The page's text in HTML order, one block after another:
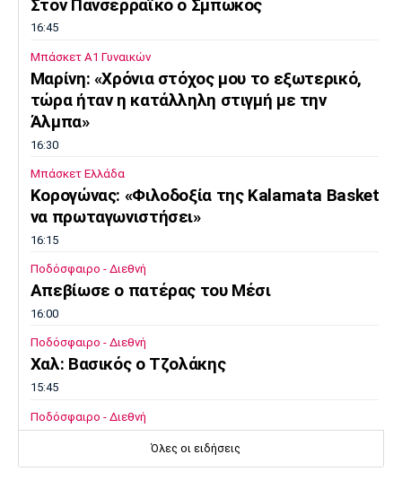
Στον Πανσερραϊκό ο Σμπώκος
16:45
Μπάσκετ Α1 Γυναικών
Μαρίνη: «Χρόνια στόχος μου το εξωτερικό,
τώρα ήταν η κατάλληλη στιγμή με την
Άλμπα»
16:30
Μπάσκετ Ελλάδα
Κορογώνας: «Φιλοδοξία της Kalamata Basket
να πρωταγωνιστήσει»
16:15
Ποδόσφαιρο - Διεθνή
Απεβίωσε ο πατέρας του Μέσι
16:00
Ποδόσφαιρο - Διεθνή
Χαλ: Βασικός ο Τζολάκης
15:45
Ποδόσφαιρο - Διεθνή
Κι επίσημα στην Άρσεναλ ο Μπρούνο
Όλες οι ειδήσεις